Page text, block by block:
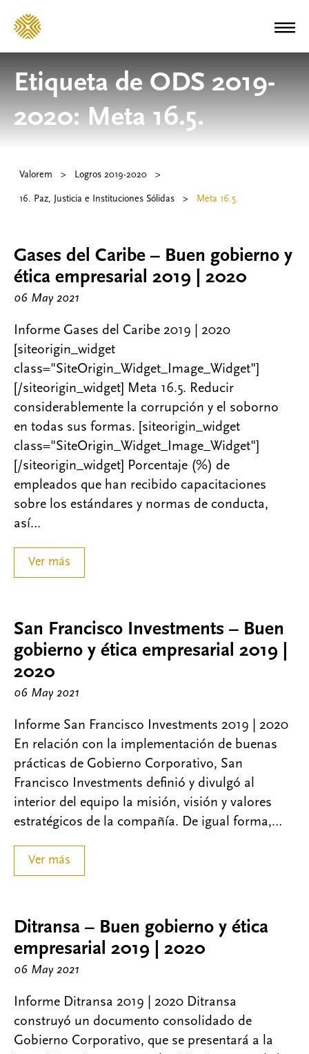
Etiqueta de ODS 2019-
2020:Meta 16.5.
Valorem > Logros 2019-2020 >
16. Paz, Justicia e Instituciones Sólidas > Meta 16.5.
Gases del Caribe – Buen gobierno y
ética empresarial 2019 | 2020
06 May 2021
Informe Gases del Caribe 2019 | 2020
[siteorigin_widget
class="SiteOrigin_Widget_Image_Widget"]
[/siteorigin_widget] Meta 16.5. Reducir
considerablemente la corrupción y el soborno
en todas sus formas. [siteorigin_widget
class="SiteOrigin_Widget_Image_Widget"]
[/siteorigin_widget] Porcentaje (%) de
empleados que han recibido capacitaciones
sobre los estándares y normas de conducta,
así…
Ver más
San Francisco Investments – Buen
gobierno y ética empresarial 2019 |
2020
06 May 2021
Informe San Francisco Investments 2019 | 2020
En relación con la implementación de buenas
prácticas de Gobierno Corporativo, San
Francisco Investments definió y divulgó al
interior del equipo la misión, visión y valores
estratégicos de la compañía. De igual forma,…
Ver más
Ditransa – Buen gobierno y ética
empresarial 2019 | 2020
06 May 2021
Informe Ditransa 2019 | 2020 Ditransa
construyó un documento consolidado de
Gobierno Corporativo, que se presentará a la